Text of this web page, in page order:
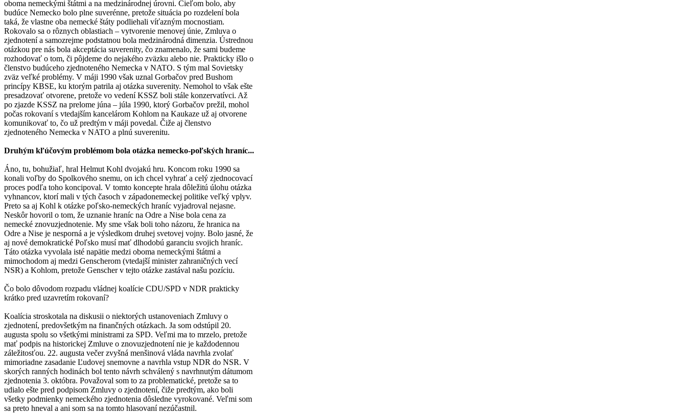
oboma nemeckými štátmi a na medzinárodnej úrovni. Cieľom bolo, aby
budúce Nemecko bolo plne suverénne, pretože situácia po rozdelení bola
taká, že vlastne oba nemecké štáty podliehali víťazným mocnostiam.
Rokovalo sa o rôznych oblastiach – vytvorenie menovej únie, Zmluva o
zjednotení a samozrejme podstatnou bola medzinárodná dimenzia. Ústrednou
otázkou pre nás bola akceptácia suverenity, čo znamenalo, že sami budeme
rozhodovať o tom, či pôjdeme do nejakého zväzku alebo nie. Prakticky išlo o
členstvo budúceho zjednoteného Nemecka v NATO. S tým mal Sovietsky
zväz veľké problémy. V máji 1990 však uznal Gorbačov pred Bushom
princípy KBSE, ku ktorým patrila aj otázka suverenity. Nemohol to však ešte
presadzovať otvorene, pretože vo vedení KSSZ boli stále konzervatívci. Až
po zjazde KSSZ na prelome júna – júla 1990, ktorý Gorbačov prežil, mohol
počas rokovaní s vtedajším kancelárom Kohlom na Kaukaze už aj otvorene
komunikovať to, čo už predtým v máji povedal. Čiže aj členstvo
zjednoteného Nemecka v NATO a plnú suverenitu.
Druhým kľúčovým problémom bola otázka nemecko-poľských hraníc...
Áno, tu, bohužiaľ, hral Helmut Kohl dvojakú hru. Koncom roku 1990 sa
konali voľby do Spolkového snemu, on ich chcel vyhrať a celý zjednocovací
proces podľa toho koncipoval. V tomto koncepte hrala dôležitú úlohu otázka
vyhnancov, ktorí mali v tých časoch v západonemeckej politike veľký vplyv.
Preto sa aj Kohl k otázke poľsko-nemeckých hraníc vyjadroval nejasne.
Neskôr hovoril o tom, že uznanie hraníc na Odre a Nise bola cena za
nemecké znovuzjednotenie. My sme však boli toho názoru, že hranica na
Odre a Nise je nesporná a je výsledkom druhej svetovej vojny. Bolo jasné, že
aj nové demokratické Poľsko musí mať dlhodobú garanciu svojich hraníc.
Táto otázka vyvolala isté napätie medzi oboma nemeckými štátmi a
mimochodom aj medzi Genscherom (vtedajší minister zahraničných vecí
NSR) a Kohlom, pretože Genscher v tejto otázke zastával našu pozíciu.
Čo bolo dôvodom rozpadu vládnej koalície CDU/SPD v NDR prakticky
krátko pred uzavretím rokovaní?
Koalícia stroskotala na diskusii o niektorých ustanoveniach Zmluvy o
zjednotení, predovšetkým na finančných otázkach. Ja som odstúpil 20.
augusta spolu so všetkými ministrami za SPD. Veľmi ma to mrzelo, pretože
mať podpis na historickej Zmluve o znovuzjednotení nie je každodennou
záležitosťou. 22. augusta večer zvyšná menšinová vláda navrhla zvolať
mimoriadne zasadanie Ľudovej snemovne a navrhla vstup NDR do NSR. V
skorých ranných hodinách bol tento návrh schválený s navrhnutým dátumom
zjednotenia 3. októbra. Považoval som to za problematické, pretože sa to
udialo ešte pred podpisom Zmluvy o zjednotení, čiže predtým, ako boli
všetky podmienky nemeckého zjednotenia dôsledne vyrokované. Veľmi som
sa preto hneval a ani som sa na tomto hlasovaní nezúčastnil.